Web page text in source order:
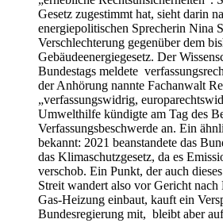
Gesetz zugestimmt hat, sieht darin
energiepolitischen Sprecherin Nina
Verschlechterung gegenüber dem
Gebäudeenergiegesetz. Der
Bundestags meldete
der Anhörung nannte Fachanwalt
„verfassungswidrig,
Umwelthilfe kündigte am Tag des
Verfassungsbeschwerde an. Ein
bekannt: 2021 beanstandete das
das Klimaschutzgesetz, da es
verschob. Ein Punkt, der auch
Streit wandert also vor Gericht
Gas-Heizung einbaut, kauft ein
Bundesregierung mit, bleibt aber